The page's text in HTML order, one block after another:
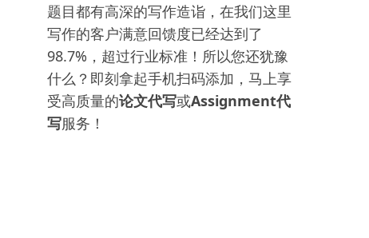
题目都有高深的写作造诣，在我们这里
写作的客户满意回馈度已经达到了
98.7%，超过行业标准！所以您还犹豫
什么？即刻拿起手机扫码添加，马上享
受高质量的论文代写或Assignment代
写服务！